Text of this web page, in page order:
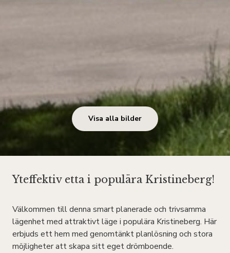
Visa alla bilder
Yteffektiv etta i populära Kristineberg!
Välkommen till denna smart planerade och trivsamma
lägenhet med attraktivt läge i populära Kristineberg. Här
erbjuds ett hem med genomtänkt planlösning och stora
möjligheter att skapa sitt eget drömboende.